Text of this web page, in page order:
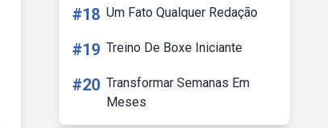
#18 Um Fato Qualquer Redação
#19 Treino De Boxe Iniciante
#20 Transformar Semanas Em
Meses